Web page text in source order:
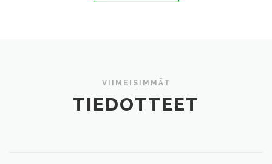
VIIMEISIMMÄT
TIEDOTTEET